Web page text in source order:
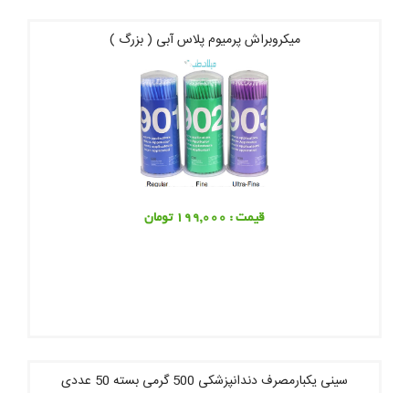
میکروبراش پرمیوم پلاس آبی ( بزرگ )
قیمت : 199,000 تومان
سینی یکبارمصرف دندانپزشکی 500 گرمی بسته 50 عددی